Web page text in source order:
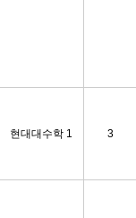
현대대수학 1 3